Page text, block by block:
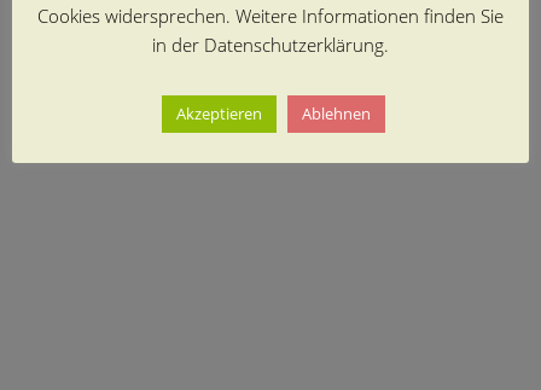
Cookies widersprechen. Weitere Informationen finden Sie
in der Datenschutzerklärung.
Akzeptieren Ablehnen